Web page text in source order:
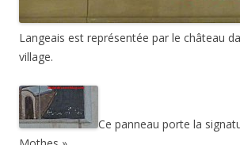
Langeais est représentée par le château
village.
Ce panneau porte la